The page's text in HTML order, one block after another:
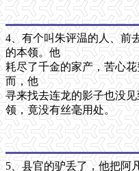
4、有个叫朱评温的人、前
的本领。他
耗尽了千金的家产，苦心
而，他
寻来找去连龙的影子也没
领，竟没有丝毫用处。
5、县官的驴丢了，他把阿